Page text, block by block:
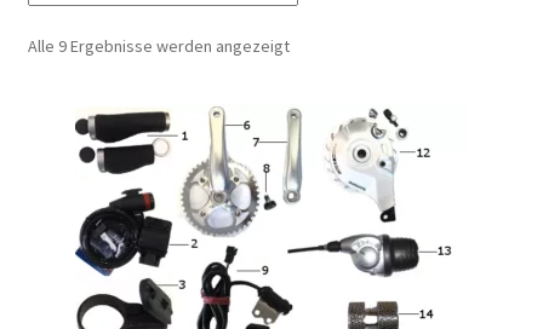
Alle 9 Ergebnisse werden angezeigtNach